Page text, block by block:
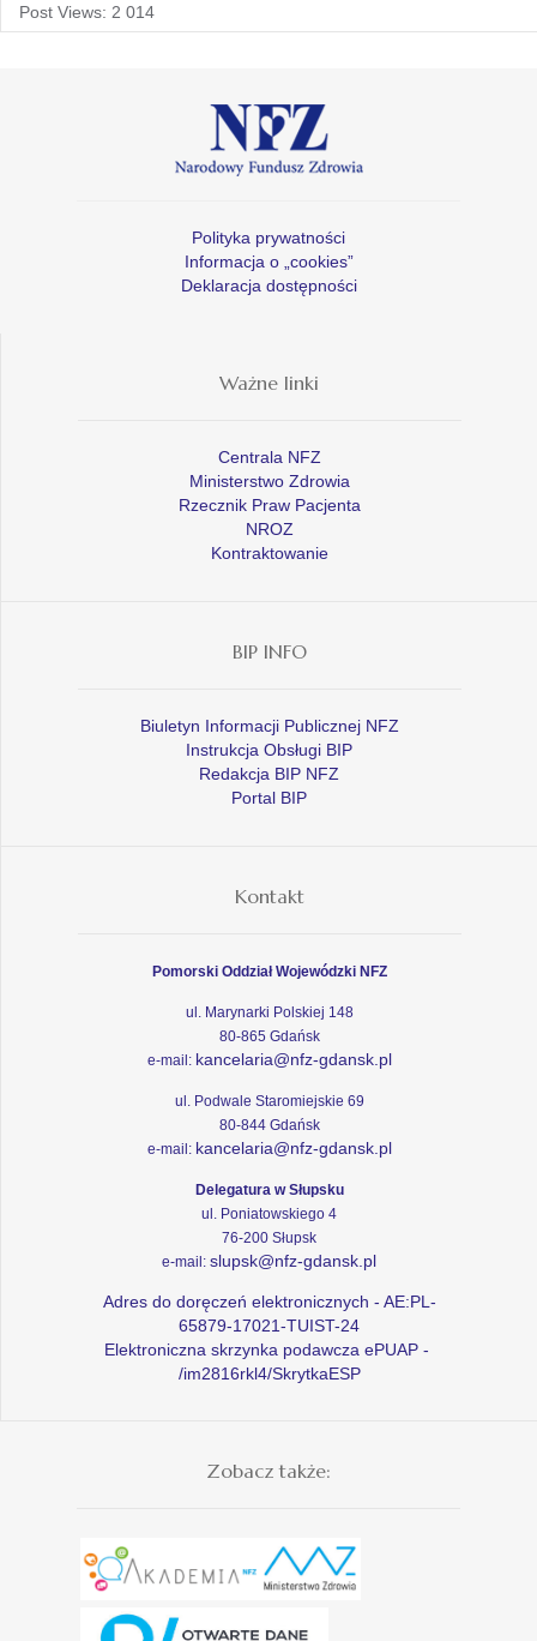
Post Views: 2 014
Polityka prywatności
Informacja o „cookies”
Deklaracja dostępności
Ważne linki
Centrala NFZ
Ministerstwo Zdrowia
Rzecznik Praw Pacjenta
NROZ
Kontraktowanie
BIP INFO
Biuletyn Informacji Publicznej NFZ
Instrukcja Obsługi BIP
Redakcja BIP NFZ
Portal BIP
Kontakt
Pomorski Oddział Wojewódzki NFZ
ul. Marynarki Polskiej 148
80-865 Gdańsk
e-mail: kancelaria@nfz-gdansk.pl
ul. Podwale Staromiejskie 69
80-844 Gdańsk
e-mail: kancelaria@nfz-gdansk.pl
Delegatura w Słupsku
ul. Poniatowskiego 4
76-200 Słupsk
e-mail: slupsk@nfz-gdansk.pl
Adres do doręczeń elektronicznych - AE:PL-
65879-17021-TUIST-24
Elektroniczna skrzynka podawcza ePUAP -
/im2816rkl4/SkrytkaESP
Zobacz także: